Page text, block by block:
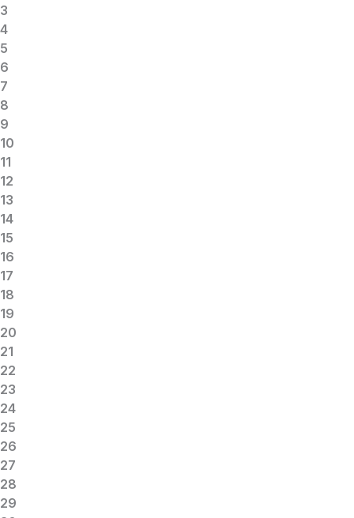
3
4
5
6
7
8
9
10
11
12
13
14
15
16
17
18
19
20
21
22
23
24
25
26
27
28
29